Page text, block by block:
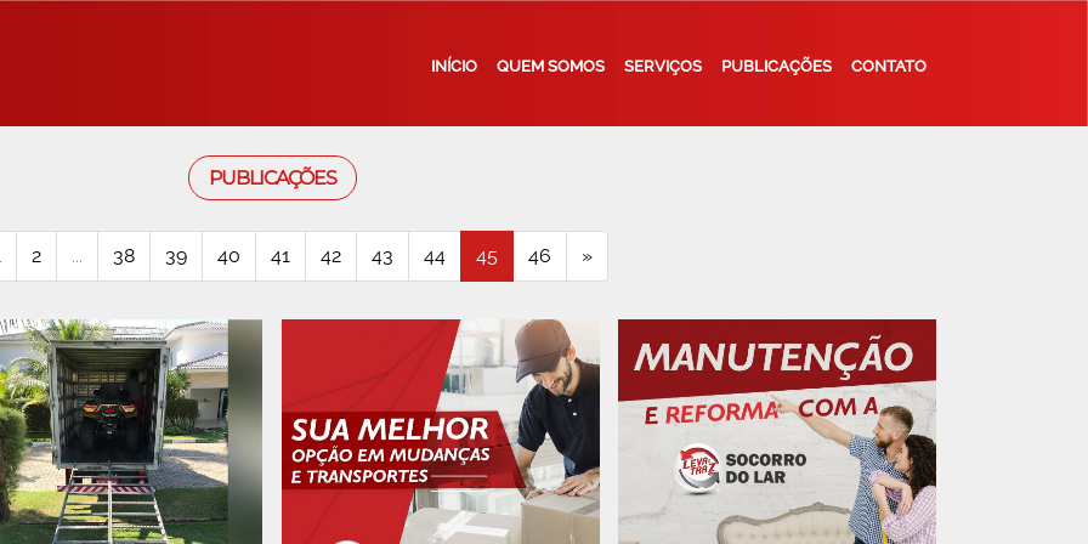
INÍCIO QUEM SOMOS SERVIÇOS PUBLICAÇÕES CONTATO
PUBLICAÇÕES
2 ... 38 39 40 41 42 43 44 45 46 »